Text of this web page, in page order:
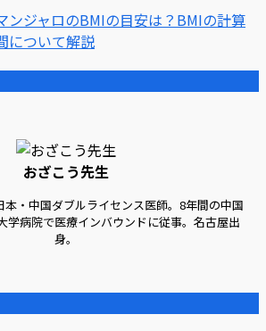
ンジャロのBMIの目安は？BMIの計算
について解説
おざこう先生
・中国ダブルライセンス医師。8年間の中国
学病院で医療インバウンドに従事。名古屋出
身。